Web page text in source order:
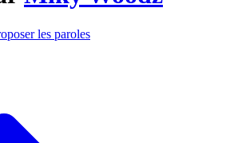
les paroles